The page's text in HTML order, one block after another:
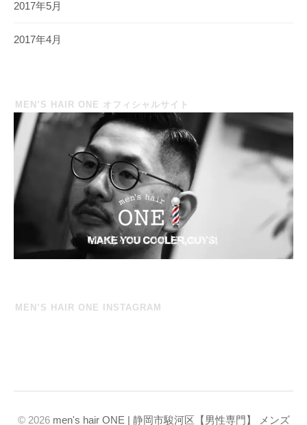
2017年5月
2017年4月
MEN’S HAIR ONE オフィシャルサイト
MEN’S HAIR ONE INSTAGRAM
© 2026 men's hair ONE | 静岡市駿河区【男性専門】 メンズ